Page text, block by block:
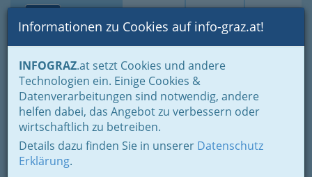
Suche Login Toggle
Informationen zu Cookies auf info-graz.at!
INFOGRAZ.at setzt Cookies und andere
Technologien ein. Einige Cookies &
Datenverarbeitungen sind notwendig, andere
helfen dabei, das Angebot zu verbessern oder
wirtschaftlich zu betreiben.
Details dazu finden Sie in unserer Datenschutz
Erklärung.
Home Branchen
Gastronomie - regional und international
Buschenschenken - Buschenschänken
Buschenschänke nach Orten
Leutschach
Weingut Puschnig
Glanzer Kellerstraße 32, 8463 Leutschach
+43 3454 329
+43 664 432 35 27